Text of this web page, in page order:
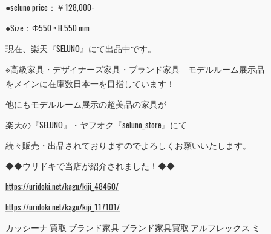
●seluno price：￥128,000-
●Size：Φ550 × H.550 mm
現在、楽天『SELUNO』にて出品中です。
※高級家具・デザイナーズ家具・ブランド家具 モデルルーム展示品
をメインに在庫数日本一を目指しています！
他にもモデルルーム展示の超美品の家具が
楽天の『SELUNO』・ヤフオク『seluno_store』にて
続々販売・出品されておりますのでよろしくお願いいたします。
◆◆ウリドキで当店が紹介されました！◆◆
https://uridoki.net/kagu/kiji_48460/
https://uridoki.net/kagu/kiji_117101/
カッシーナ 買取 ブランド家具 ブランド家具買取 アルフレックス ミ